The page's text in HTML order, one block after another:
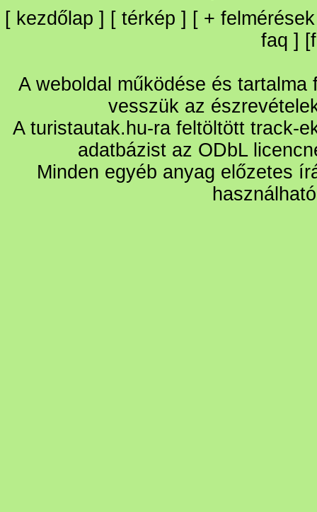
[ kezdőlap ] [ térkép ] [ + felmérések
faq ] [
A weboldal működése és
vesszük az
A turistautak.hu-ra feltöltött track-
adatbázist az ODbL
Minden egyéb anyag előzetes